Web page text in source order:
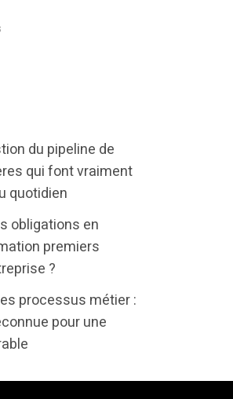
du pipeline de
qui font vraiment
quotidien
obligations en
premiers
?
processus métier :
pour une